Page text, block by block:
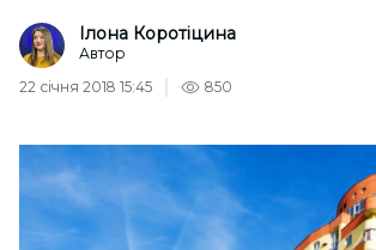
Ілона Коротіцина
Автор
22 січня 2018 15:45
850